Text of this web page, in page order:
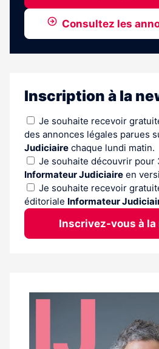
Consultez les
Inscription à la
Je souhaite recevoir
des annonces légales parues
Judiciaire chaque lundi matin.
Je souhaite découvrir pour
Informateur Judiciaire en
Je souhaite recevoir
éditoriale Informateur
Inscrivez-vous à
Notre
magazine